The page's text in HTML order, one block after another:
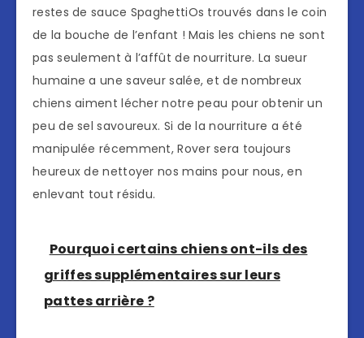
restes de sauce SpaghettiOs trouvés dans le coin
de la bouche de l’enfant ! Mais les chiens ne sont
pas seulement à l’affût de nourriture. La sueur
humaine a une saveur salée, et de nombreux
chiens aiment lécher notre peau pour obtenir un
peu de sel savoureux. Si de la nourriture a été
manipulée récemment, Rover sera toujours
heureux de nettoyer nos mains pour nous, en
enlevant tout résidu.
Pourquoi certains chiens ont-ils des
griffes supplémentaires sur leurs
pattes arrière ?